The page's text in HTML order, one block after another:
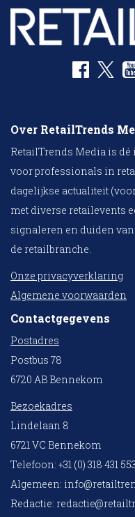
Over RetailTrends
RetailTrends Media is
voor professionals in
dagelijkse actualiteit
met diverse retailevents
signaleren en duiden
de retailbranche.
Onze privacyverklaring
Algemene voorwaarden
Contactgegevens
Postadres
Postbus 78
6720 AB Bennekom
Bezoekadres
Lindelaan 8
6721 VC Bennekom
Telefoon: +31 (0) 318 431 553
Algemeen:
Redactie: